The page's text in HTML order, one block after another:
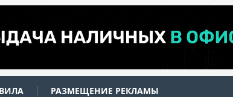
РАЗМЕЩЕНИЕ РЕКЛАМЫ